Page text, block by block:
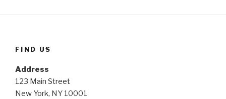
FIND US
Address
123 Main Street
New York, NY 10001